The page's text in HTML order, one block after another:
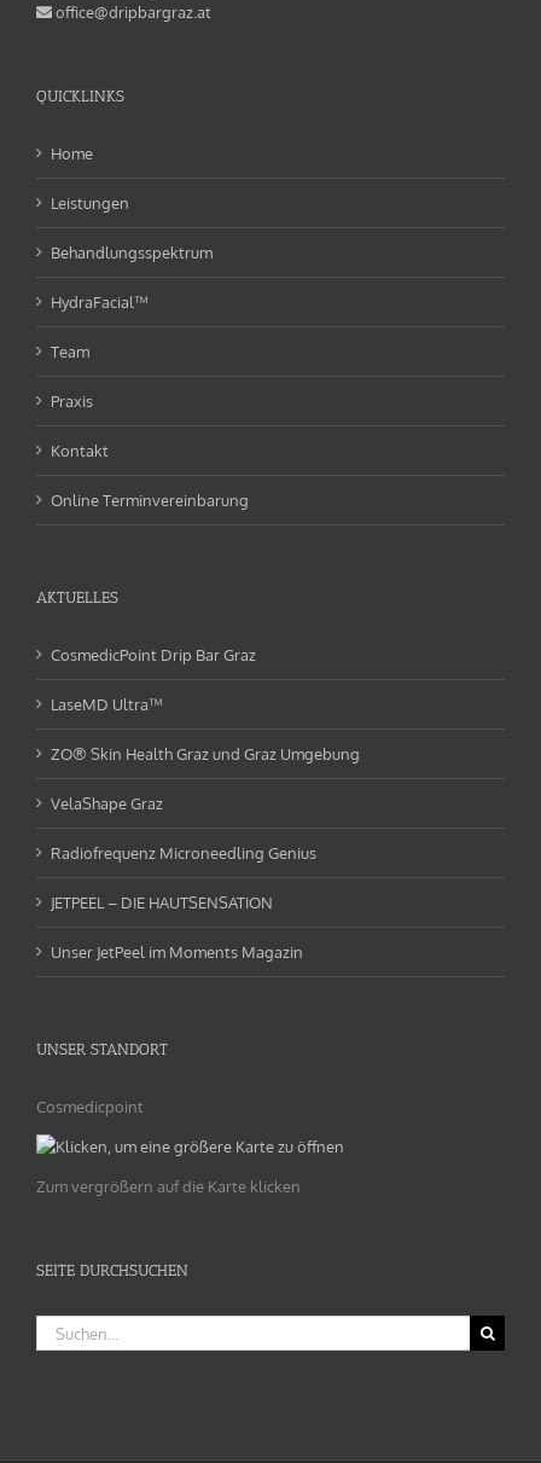
office@dripbargraz.at
QUICKLINKS
Home
Leistungen
Behandlungsspektrum
HydraFacial™
Team
Praxis
Kontakt
Online Terminvereinbarung
AKTUELLES
CosmedicPoint Drip Bar Graz
LaseMD Ultra™
ZO® Skin Health Graz und Graz Umgebung
VelaShape Graz
Radiofrequenz Microneedling Genius
JETPEEL – DIE HAUTSENSATION
Unser JetPeel im Moments Magazin
UNSER STANDORT
Cosmedicpoint
Zum vergrößern auf die Karte klicken
SEITE DURCHSUCHEN
Suche
nach: